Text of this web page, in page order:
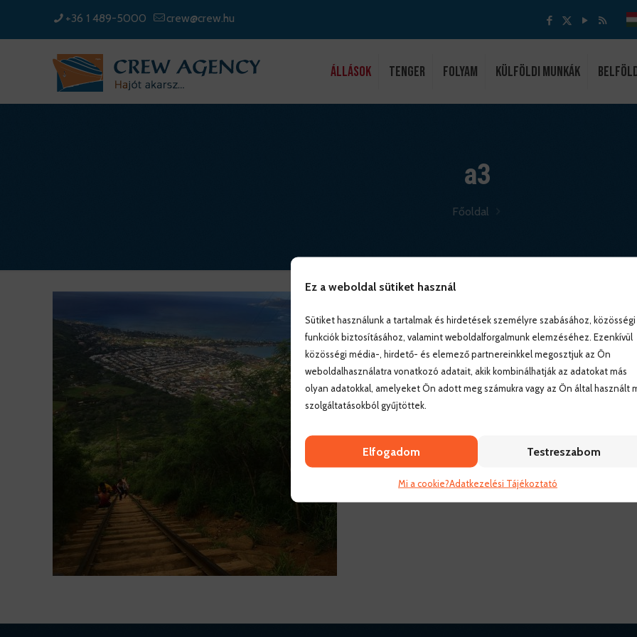
Ez a weboldal sütiket használ
Sütiket használunk a tartalmak és hirdetések személyre szabásához, közösségi
funkciók biztosításához, valamint weboldalforgalmunk elemzéséhez. Ezenkívül
közösségi média-, hirdető- és elemező partnereinkkel megosztjuk az Ön
weboldalhasználatra vonatkozó adatait, akik kombinálhatják az adatokat más
olyan adatokkal, amelyeket Ön adott meg számukra vagy az Ön által használt
szolgáltatásokból gyűjtöttek.
Elfogadom Testreszabom
Mi a cookie?Adatkezelési Tájékoztató
+36 1 489-5000 crew@crew.hu
ÁLLÁSOK Tenger Folyam Külföldi munkák
a3
Főoldal